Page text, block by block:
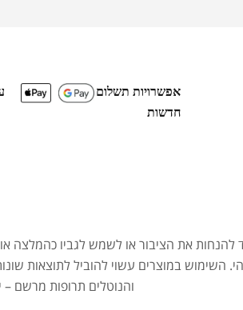
אפשרויות תשלום
חדשות
להנחות את הציבור או לשמש לגביו כהמלצה
השימוש במוצרים עשוי להוביל לתוצאות
והנוטלים תרופות מרשם